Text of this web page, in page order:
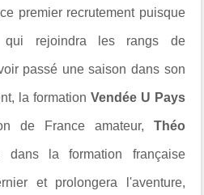
premier recrutement puisque
qui rejoindra les rangs de
passé une saison dans son
la formation Vendée U Pays
de France amateur, Théo
dans la formation française
et prolongera l'aventure,